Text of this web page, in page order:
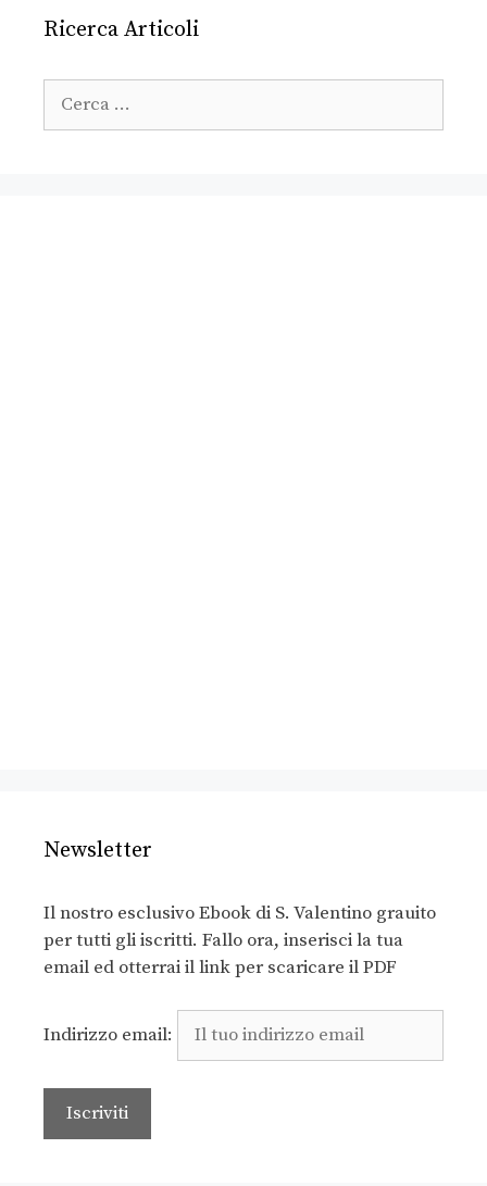
Ricerca Articoli
Newsletter
Il nostro esclusivo Ebook di S. Valentino grauito
per tutti gli iscritti. Fallo ora, inserisci la tua
email ed otterrai il link per scaricare il PDF
Indirizzo email: